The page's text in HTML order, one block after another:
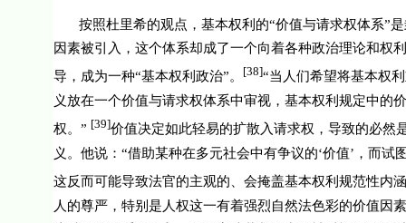
按照杜里希的观点，基本权利的“价值与请求权体系”
因素被引入，这个体系却成了一个向着各种政治理论和权
导，成为一种“基本权利政治”。
[38]“当人们希望将基本权
义放在一个价值与请求权体系中审视，基本权利规定中的
权。” [39]价值决定如此轻易的扩散入请求权，导致的必然
义。他说：“借助某种在多元社会中有争议的‘价值’，而
这反而可能导致法官的主观的、会掩盖基本权利规范性内
人的尊严，特别是人权这一有着强烈自然法色彩的价值因